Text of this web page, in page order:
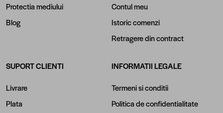
Protectia mediului
Blog
Contul meu
Istoric comenzi
Retragere din contract
SUPORT CLIENTI
Livrare
Plata
INFORMATII LEGALE
Termeni si conditii
Politica de confidentialitate